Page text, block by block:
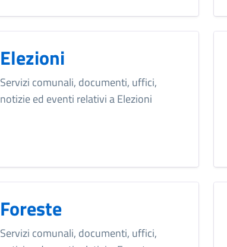
Elezioni
Servizi comunali, documenti, uffici,
notizie ed eventi relativi a Elezioni
Foreste
Servizi comunali, documenti, uffici,